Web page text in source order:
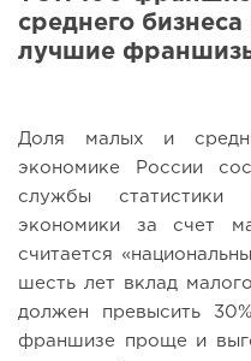
среднего
лучшие
Доля малых и
экономике России
службы статистики
экономики за счет
считается
шесть лет вклад
должен превысить
франшизе проще и